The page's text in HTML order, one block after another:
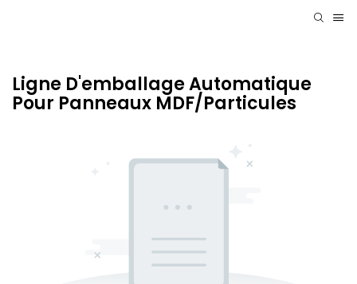
Ligne D'emballage Automatique
Pour Panneaux MDF/particules